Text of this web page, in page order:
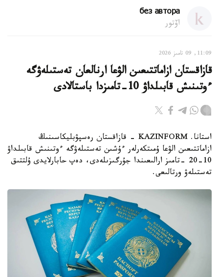
без автора
اۆتور
11:09, 09 تامىز 2026
قازاقستان ازاماتتىعىن الۋعا ارنالعان تەستىلەۋگە
ءوتىنىش قابىلداۋ 10-تامىزدا باستالادى
استانا. KAZINFORM - قازاقستان رەسپۋبليكاسىنىڭ
ازاماتتىعىن الۋعا ۇمىتكەرلەر ءۇشىن تەستىلەۋگە ءوتىنىش قابىلداۋ
10-20 -تامىز ارالىعىندا جۇرگىزىلەدى، دەپ حابارلايدى ۇلتتىق
تەستىلەۋ ورتالىعى.